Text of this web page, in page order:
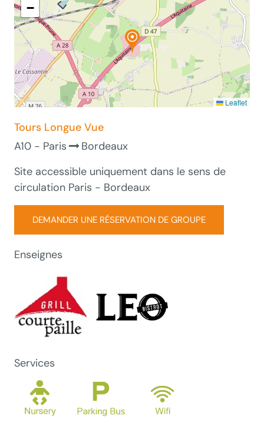
−
Leaflet
Tours Longue Vue
A10 - Paris
Bordeaux
Site accessible uniquement dans le sens de
circulation Paris - Bordeaux
DEMANDER UNE RÉSERVATION DE GROUPE
Enseignes
Services